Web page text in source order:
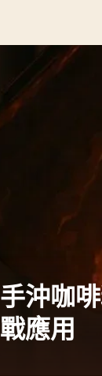
手沖咖
戰應用